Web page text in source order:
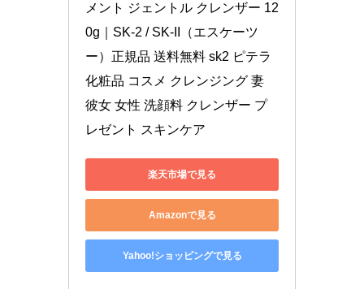
メント ジェントル クレンザー 12
0g｜SK-2 / SK-II（エスケーツ
ー）正規品 送料無料 sk2 ピテラ
化粧品 コスメ クレンジング 妻
彼女 女性 洗顔料 クレンザー プ
レゼント スキンケア
楽天市場で見る
Amazonで見る
Yahoo!ショッピングで見る